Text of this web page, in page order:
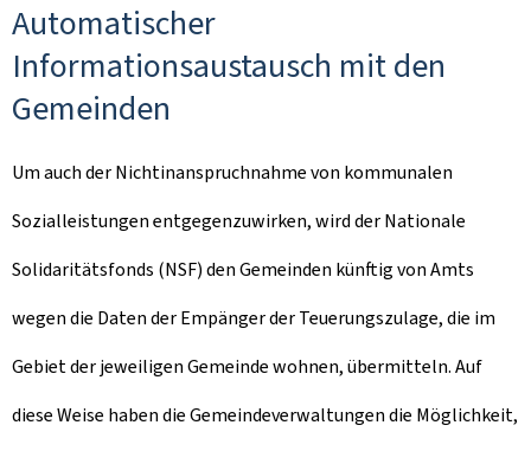
Automatischer
Informationsaustausch mit den
Gemeinden
Um auch der Nichtinanspruchnahme von kommunalen
Sozialleistungen entgegenzuwirken, wird der Nationale
Solidaritätsfonds (NSF) den Gemeinden künftig von Amts
wegen die Daten der Empänger der Teuerungszulage, die im
Gebiet der jeweiligen Gemeinde wohnen, übermitteln. Auf
diese Weise haben die Gemeindeverwaltungen die Möglichkeit,